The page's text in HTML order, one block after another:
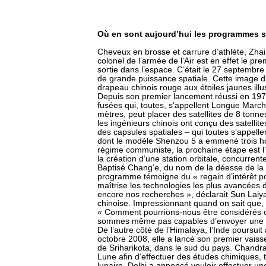
Où en sont aujourd’hui les programmes
Cheveux en brosse et carrure d’athlète,
colonel de l’armée de l’Air est en effet le
sortie dans l’espace. C’était le 27
de grande puissance spatiale. Cette image
drapeau chinois rouge aux étoiles jaunes
Depuis son premier lancement réussi en
fusées qui, toutes, s’appellent Longue
mètres, peut placer des satellites de 8
les ingénieurs chinois ont conçu des
des capsules spatiales – qui toutes
dont le modèle Shenzou 5 a emmené trois
régime communiste, la prochaine étape est
la création d’une station orbitale,
Baptisé Chang’e, du nom de la déesse de
programme témoigne du « regain d’intérêt
maîtrise les technologies les plus avancées
encore nos recherches », déclarait Sun
chinoise. Impressionnant quand on sait
« Comment pourrions-nous être
sommes même pas capables d’envoyer
De l’autre côté de l’Himalaya, l’Inde
octobre 2008, elle a lancé son premier
de Sriharikota, dans le sud du pays.
Lune afin d’effectuer des études